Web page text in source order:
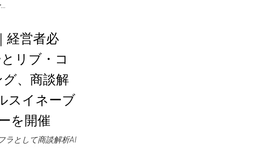
経営者必
リブ・コ
、商談解
スイネーブ
を開催
ラとして商談解析AI